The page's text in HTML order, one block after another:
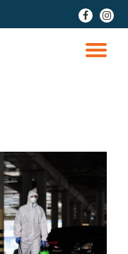
fa-
facebook
fa-